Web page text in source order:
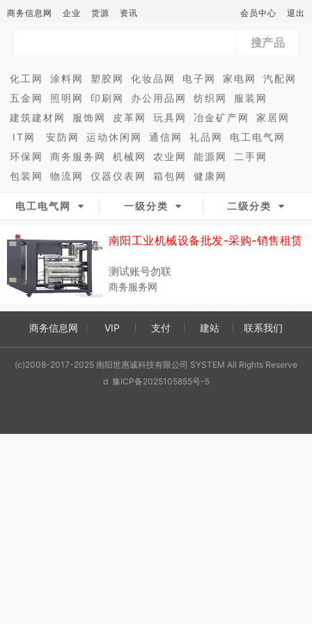
商务信息网 企业 货源 资讯 会员中心 退出
搜产品
化工网 涂料网 塑胶网 化妆品网 电子网 家电网
汽配网
五金网
照明网 印刷网 办公用品网 纺织网
服装网
建筑建材网
服饰网 皮革网 玩具网 冶金矿产网
家居网
IT网
安防网 运动休闲网 通信网 礼品网
电工电气网
环保网
商务服务网 机械网 农业网 能源网
二手网
包装网
物流网 仪器仪表网 箱包网 健康网
电工电气网 一级分类 二级分类
南阳工业机械设备批发-采购-销售租赁
测试账号勿联
商务服务网
商务信息网 VIP 支付 建站 联系我们
(c)2008-2017-2025 南阳世惠诚科技有限公司 SYSTEM All Rights Reserve
d 豫ICP备2025105855号-5